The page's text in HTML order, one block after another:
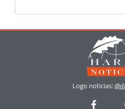
Logo noticias: